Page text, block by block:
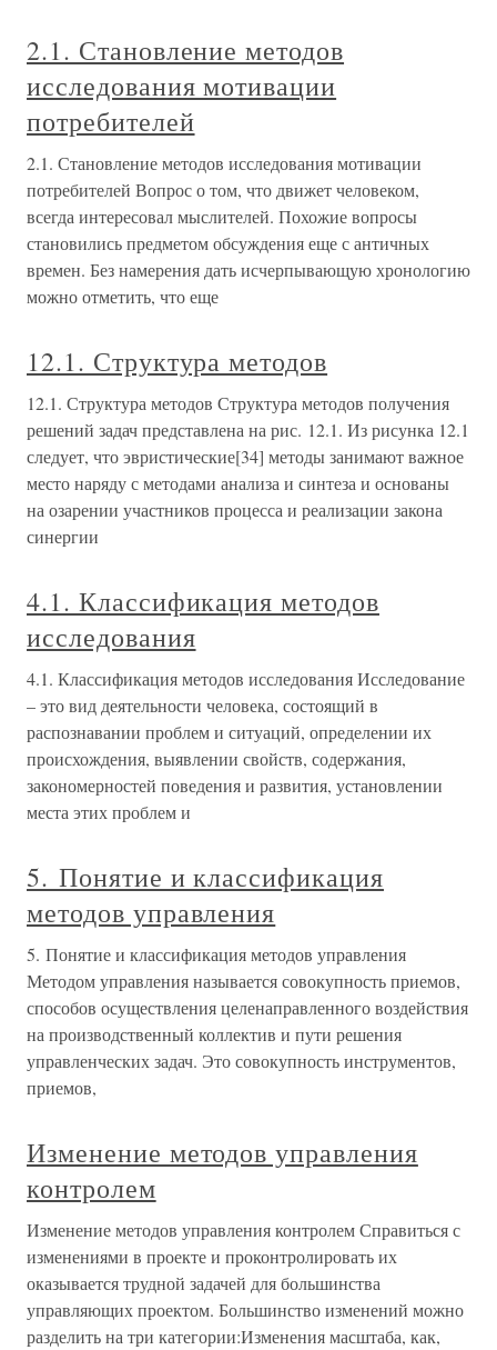
2.1. Становление методов
исследования мотивации
потребителей
2.1. Становление методов исследования мотивации
потребителей Вопрос о том, что движет человеком,
всегда интересовал мыслителей. Похожие вопросы
становились предметом обсуждения еще с античных
времен. Без намерения дать исчерпывающую хронологию
можно отметить, что еще
12.1. Структура методов
12.1. Структура методов Структура методов получения
решений задач представлена на рис. 12.1. Из рисунка 12.1
следует, что эвристические[34] методы занимают важное
место наряду с методами анализа и синтеза и основаны
на озарении участников процесса и реализации закона
синергии
4.1. Классификация методов
исследования
4.1. Классификация методов исследования Исследование
– это вид деятельности человека, состоящий в
распознавании проблем и ситуаций, определении их
происхождения, выявлении свойств, содержания,
закономерностей поведения и развития, установлении
места этих проблем и
5. Понятие и классификация
методов управления
5. Понятие и классификация методов управления
Методом управления называется совокупность приемов,
способов осуществления целенаправленного воздействия
на производственный коллектив и пути решения
управленческих задач. Это совокупность инструментов,
приемов,
Изменение методов управления
контролем
Изменение методов управления контролем Справиться с
изменениями в проекте и проконтролировать их
оказывается трудной задачей для большинства
управляющих проектом. Большинство изменений можно
разделить на три категории:Изменения масштаба, как,